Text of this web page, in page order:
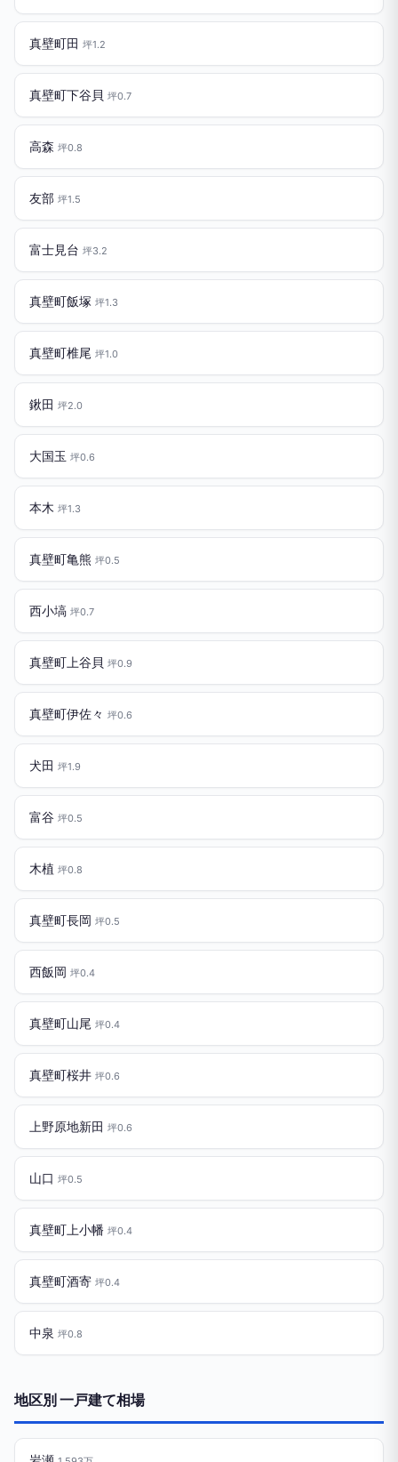
真壁町田 坪1.2
真壁町下谷貝 坪0.7
高森 坪0.8
友部 坪1.5
富士見台 坪3.2
真壁町飯塚 坪1.3
真壁町椎尾 坪1.0
鍬田 坪2.0
大国玉 坪0.6
本木 坪1.3
真壁町亀熊 坪0.5
西小塙 坪0.7
真壁町上谷貝 坪0.9
真壁町伊佐々 坪0.6
犬田 坪1.9
富谷 坪0.5
木植 坪0.8
真壁町長岡 坪0.5
西飯岡 坪0.4
真壁町山尾 坪0.4
真壁町桜井 坪0.6
上野原地新田 坪0.6
山口 坪0.5
真壁町上小幡 坪0.4
真壁町酒寄 坪0.4
中泉 坪0.8
地区別 一戸建て相場